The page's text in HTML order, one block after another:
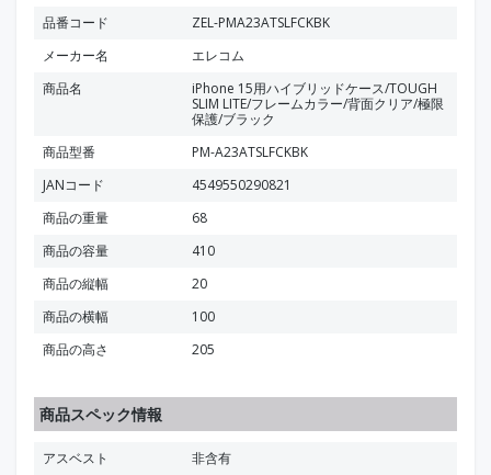
品番コード
ZEL-PMA23ATSLFCKBK
メーカー名
エレコム
商品名
iPhone 15用ハイブリッドケース/TOUGH
SLIM LITE/フレームカラー/背面クリア/極限
保護/ブラック
商品型番
PM-A23ATSLFCKBK
JANコード
4549550290821
商品の重量
68
商品の容量
410
商品の縦幅
20
商品の横幅
100
商品の高さ
205
商品スペック情報
アスベスト
非含有